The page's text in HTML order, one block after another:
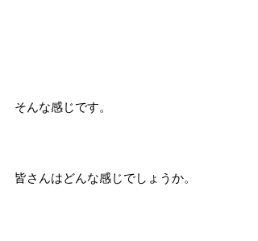
そんな感じです。
皆さんはどんな感じでしょうか。